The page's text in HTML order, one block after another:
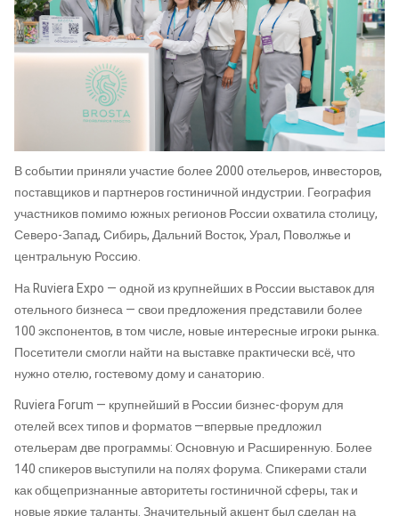
В событии приняли участие более 2000 отельеров, инвесторов,
поставщиков и партнеров гостиничной индустрии. География
участников помимо южных регионов России охватила столицу,
Северо-Запад, Сибирь, Дальний Восток, Урал, Поволжье и
центральную Россию.
На Ruviera Expo — одной из крупнейших в России выставок для
отельного бизнеса — свои предложения представили более
100 экспонентов, в том числе, новые интересные игроки рынка.
Посетители смогли найти на выставке практически всё, что
нужно отелю, гостевому дому и санаторию.
Ruviera Forum — крупнейший в России бизнес-форум для
отелей всех типов и форматов —впервые предложил
отельерам две программы: Основную и Расширенную. Более
140 спикеров выступили на полях форума. Спикерами стали
как общепризнанные авторитеты гостиничной сферы, так и